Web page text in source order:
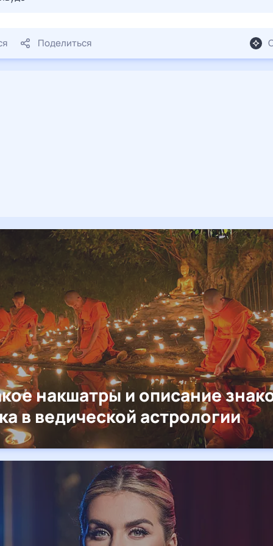
Поделиться
накшатры и описание
в ведической астрологии